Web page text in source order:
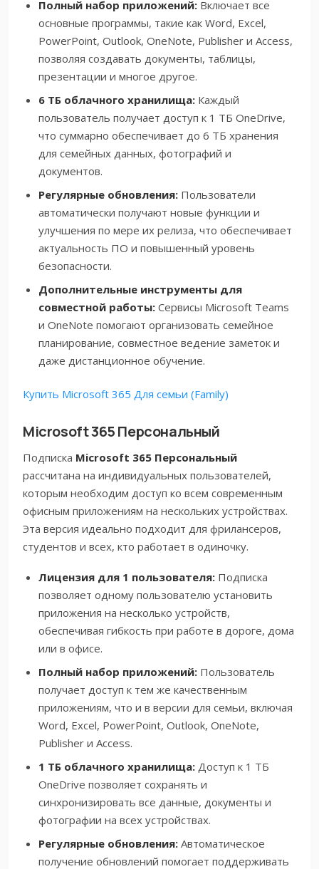
Полный набор приложений: Включает все
основные программы, такие как Word, Excel,
PowerPoint, Outlook, OneNote, Publisher и Access,
позволяя создавать документы, таблицы,
презентации и многое другое.
6 ТБ облачного хранилища: Каждый
пользователь получает доступ к 1 ТБ OneDrive,
что суммарно обеспечивает до 6 ТБ хранения
для семейных данных, фотографий и
документов.
Регулярные обновления: Пользователи
автоматически получают новые функции и
улучшения по мере их релиза, что обеспечивает
актуальность ПО и повышенный уровень
безопасности.
Дополнительные инструменты для
совместной работы: Сервисы Microsoft Teams
и OneNote помогают организовать семейное
планирование, совместное ведение заметок и
даже дистанционное обучение.
Купить Microsoft 365 Для семьи (Family)
Microsoft 365 Персональный
Подписка Microsoft 365 Персональный
рассчитана на индивидуальных пользователей,
которым необходим доступ ко всем современным
офисным приложениям на нескольких устройствах.
Эта версия идеально подходит для фрилансеров,
студентов и всех, кто работает в одиночку.
Лицензия для 1 пользователя: Подписка
позволяет одному пользователю установить
приложения на несколько устройств,
обеспечивая гибкость при работе в дороге, дома
или в офисе.
Полный набор приложений: Пользователь
получает доступ к тем же качественным
приложениям, что и в версии для семьи, включая
Word, Excel, PowerPoint, Outlook, OneNote,
Publisher и Access.
1 ТБ облачного хранилища: Доступ к 1 ТБ
OneDrive позволяет сохранять и
синхронизировать все данные, документы и
фотографии на всех устройствах.
Регулярные обновления: Автоматическое
получение обновлений помогает поддерживать